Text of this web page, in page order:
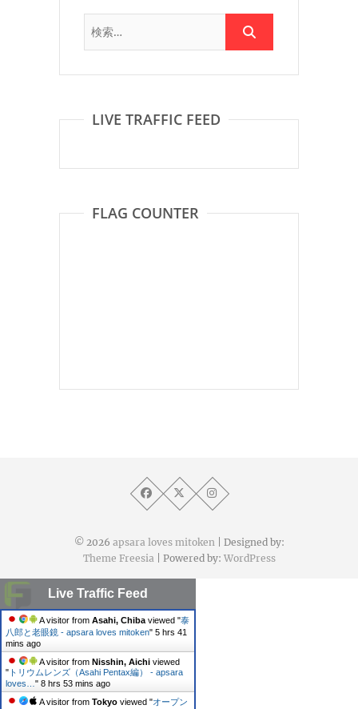
LIVE TRAFFIC FEED
FLAG COUNTER
© 2026 apsara loves mitoken | Designed by:
Theme Freesia | Powered by: WordPress
Live Traffic Feed
A visitor from Asahi, Chiba viewed "泰
八郎と老眼鏡 - apsara loves mitoken" 5 hrs 41
mins ago
A visitor from Nisshin, Aichi viewed
" トリウムレンズ（Asahi Pentax編） - apsara
loves… " 8 hrs 53 mins ago
A visitor from Tokyo viewed "オープン